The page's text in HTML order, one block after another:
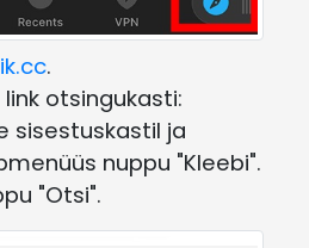
.
otsingukasti:
sisestuskastil ja
nuppu "Kleebi".
"Otsi".